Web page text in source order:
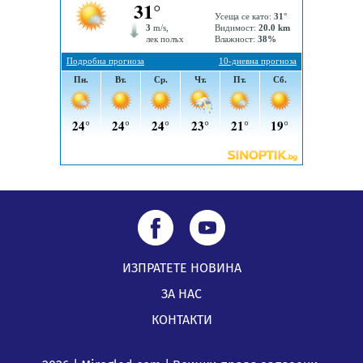
ИЗПРАТЕТЕ НОВИНА
ЗА НАС
КОНТАКТИ